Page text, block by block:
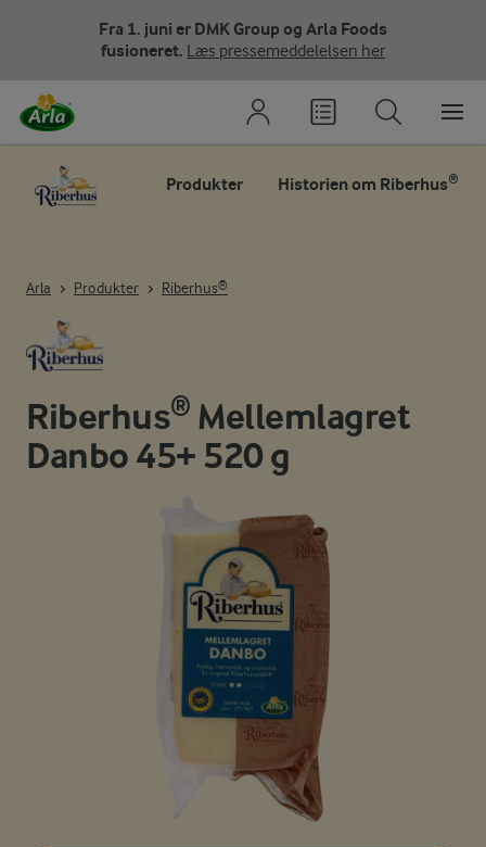
Fra 1. juni er DMK Group og Arla Foods
fusioneret. Læs pressemeddelelsen her
Produkter Historien om Riberhus®
Arla Produkter Riberhus®
Riberhus® Mellemlagret
Danbo 45+ 520 g